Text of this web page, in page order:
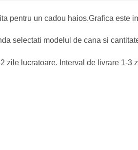
pentru un cadou haios.Grafica este
selectati modelul de cana si
zile lucratoare. Interval de livrare 1-3